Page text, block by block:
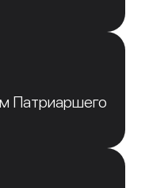
Патриаршего